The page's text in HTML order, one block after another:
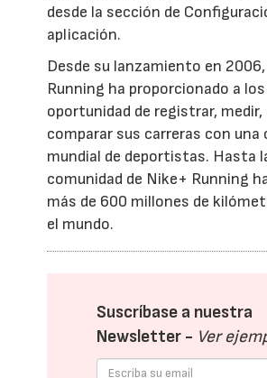
desde la sección de
aplicación.
Desde su lanzamiento en
Running ha proporcionado a
oportunidad de registrar,
comparar sus carreras con una
mundial de deportistas. Hasta
comunidad de Nike+ Running
más de 600 millones de
el mundo.
Suscríbase a nuestra
Newsletter - Ver